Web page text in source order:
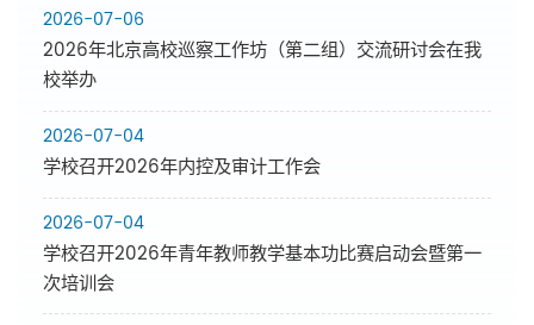
2026-07-06
2026年北京高校巡察工作坊（第二组）交流研讨会在我
校举办
2026-07-04
学校召开2026年内控及审计工作会
2026-07-04
学校召开2026年青年教师教学基本功比赛启动会暨第一
次培训会